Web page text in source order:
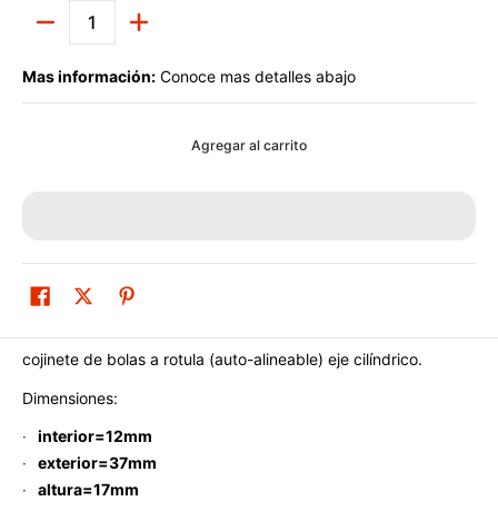
Mas información: Conoce mas detalles abajo
Agregar al carrito
cojinete de bolas a rotula (auto-alineable) eje cilíndrico.
Dimensiones:
interior=12mm
exterior=37mm
altura=17mm